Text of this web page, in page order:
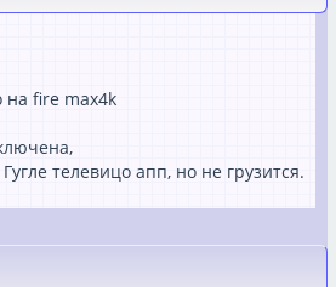
на fire max4k
телевицо апп, но не грузится.